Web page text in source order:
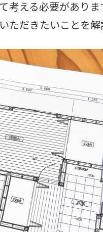
える必要がありま
だきたいことを解